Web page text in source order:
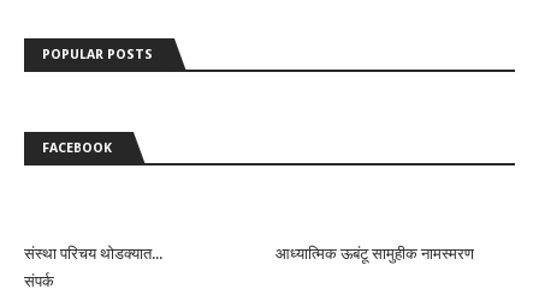
POPULAR POSTS
FACEBOOK
संस्था परिचय थोडक्यात...
आध्यात्मिक ऊबंटू सामुहीक नामस्मरण
संपर्क